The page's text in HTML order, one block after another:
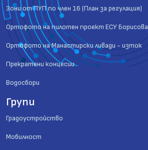
Зони от ПУП по член 16 (План за регулация)
Ортофото на пилотен проект ЕСУ Борисова
Ортофото на Манастирски ливади - изток
Прекратени концесии
Водосбори
Групи
Градоустройство
Мобилност